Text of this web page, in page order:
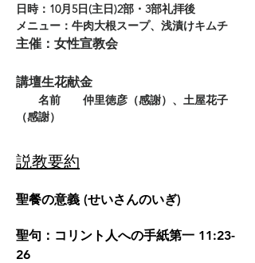
日時：10月5日(主日)2部・3部礼拝後
メニュー：牛肉大根スープ、浅漬けキムチ
主催：女性宣教会
講壇生花献金
名前　　仲里徳彦（感謝）、土屋花子
（感謝）
説教要約
聖餐の意義 (せいさんのいぎ)
聖句：コリント人への手紙第一 11:23-
26